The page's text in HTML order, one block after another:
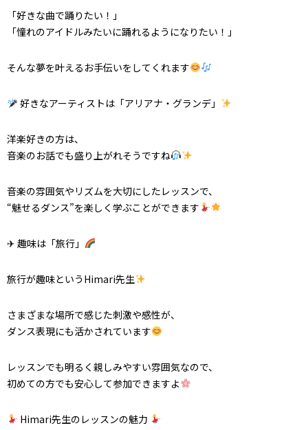
「好きな曲で踊りたい！」
「憧れのアイドルみたいに踊れるようになりたい！」
そんな夢を叶えるお手伝いをしてくれます
好きなアーティストは「アリアナ・グランデ」
洋楽好きの方は、
音楽のお話でも盛り上がれそうですね
音楽の雰囲気やリズムを大切にしたレッスンで、
“魅せるダンス”を楽しく学ぶことができます
✈ 趣味は「旅行」
旅行が趣味というHimari先生
さまざまな場所で感じた刺激や感性が、
ダンス表現にも活かされています
レッスンでも明るく親しみやすい雰囲気なので、
初めての方でも安心して参加できますよ
Himari先生のレッスンの魅力